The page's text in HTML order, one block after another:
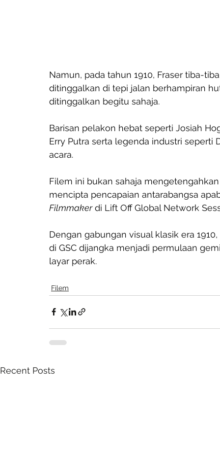
Namun, pada tahun 1910, Fraser tiba-
ditinggalkan di tepi jalan berhampiran
ditinggalkan begitu sahaja.
Barisan pelakon hebat seperti Josiah
Erry Putra serta legenda industri
acara.
Filem ini bukan sahaja
mencipta pencapaian antarabangsa
Filmmaker di Lift Off Global Network
Dengan gabungan visual klasik era
di GSC dijangka menjadi permulaan
layar perak.
Filem
Recent Posts